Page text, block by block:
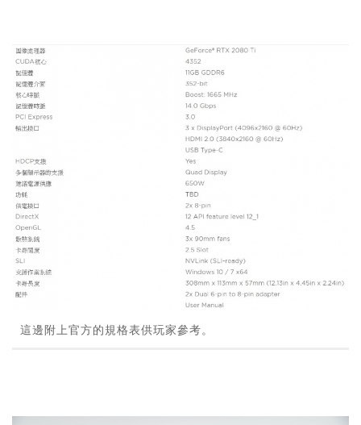
這邊附上官方的規格表供玩家參考。